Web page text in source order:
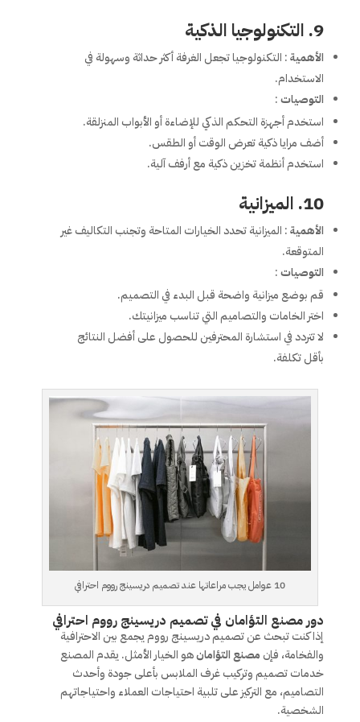
9. التكنولوجيا الذكية
الأهمية: التكنولوجيا تجعل الغرفة أكثر حداثة وسهولة في
الاستخدام.
التوصيات:
استخدم أجهزة التحكم الذكي للإضاءة أو الأبواب المنزلقة.
أضف مرايا ذكية تعرض الوقت أو الطقس.
استخدم أنظمة تخزين ذكية مع أرفف آلية.
10. الميزانية
الأهمية: الميزانية تحدد الخيارات المتاحة وتجنب التكاليف غير
المتوقعة.
التوصيات:
قم بوضع ميزانية واضحة قبل البدء في التصميم.
اختر الخامات والتصاميم التي تناسب ميزانيتك.
لا تتردد في استشارة المحترفين للحصول على أفضل النتائج
بأقل تكلفة.
10 عوامل يجب مراعاتها عند تصميم دريسينج رووم احترافي
دور مصنع التؤامان في تصميم دريسينج رووم احترافي
إذا كنت تبحث عن تصميم دريسينج رووم يجمع بين الاحترافية
والفخامة، فإن مصنع التؤامانهو الخيار الأمثل. يقدم المصنع
خدمات تصميم وتركيب غرف الملابس بأعلى جودة وأحدث
التصاميم، مع التركيز على تلبية احتياجات العملاء واحتياجاتهم
الشخصية.